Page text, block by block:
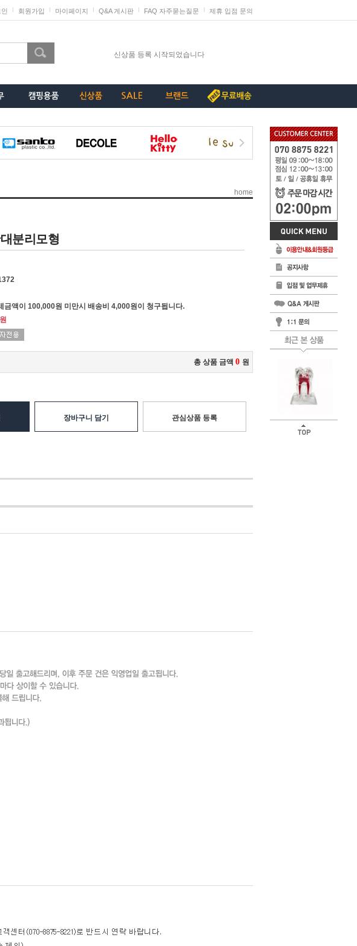
인 회원가입 마이페이지 Q&A 게시판 FAQ 자주묻는질문 제휴 입점 문의
[중요+긴급]특허침해 상품에 대한 삭제요청
신상품 등록 시작되었습니다
계약종료상품(단종) 리스트_230907
home
분리모형
금액이 100,000원 미만시 배송비 4,000원이 청구됩니다.
총 상품 금액 0 원
장바구니 담기 관심상품 등록